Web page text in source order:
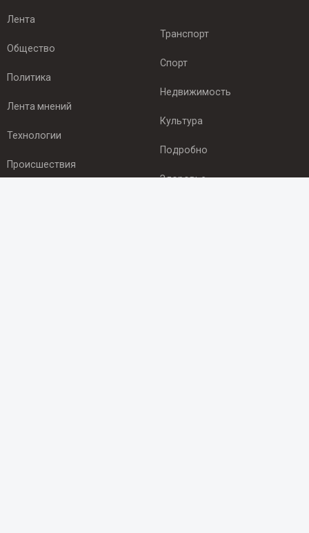
Лента
Общество
Политика
Лента мнений
Технологии
Происшествия
Транспорт
Спорт
Недвижимость
Культура
Подробно
Здоровье